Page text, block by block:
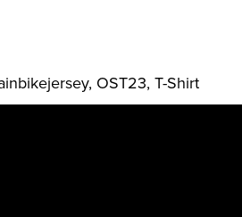
OST23, T-Shirt